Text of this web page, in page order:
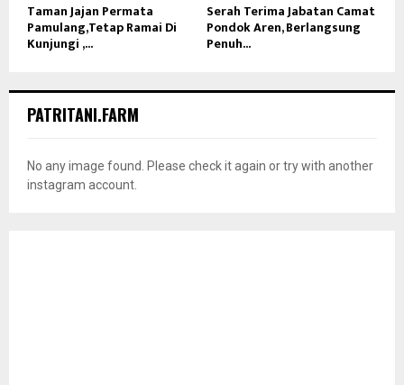
Taman Jajan Permata
Pamulang,Tetap Ramai Di
Kunjungi ,...
Serah Terima Jabatan Camat
Pondok Aren, Berlangsung
Penuh...
PATRITANI.FARM
No any image found. Please check it again or try with another
instagram account.